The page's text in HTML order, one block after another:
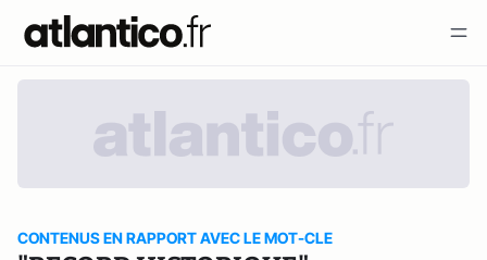
CONTENUS EN RAPPORT AVEC LE MOT-CLE